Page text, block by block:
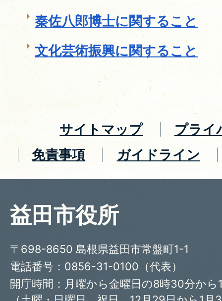
秦佐八郎博士に関すること
文化芸術振興に関すること
サイトマップ
プライ
免責事項
ガイドライン
益田市役所
〒698-8650 島根県益田市常盤町1-1
電話番号：0856-31-0100（代表）
開庁時間：月曜から金曜日の8時30分から